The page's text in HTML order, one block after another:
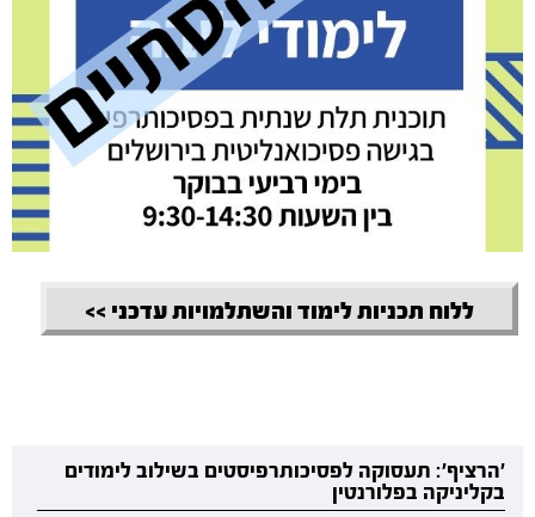
ללוח תכניות לימוד והשתלמויות עדכני >>
'הרציף': תעסוקה לפסיכותרפיסטים בשילוב לימודים
בקליניקה בפלורנטין